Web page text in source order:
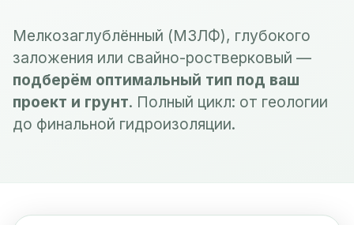
Мелкозаглублённый (МЗЛФ), глубокого
заложения или свайно-ростверковый —
подберём оптимальный тип под ваш
проект и грунт. Полный цикл: от геологии
до финальной гидроизоляции.